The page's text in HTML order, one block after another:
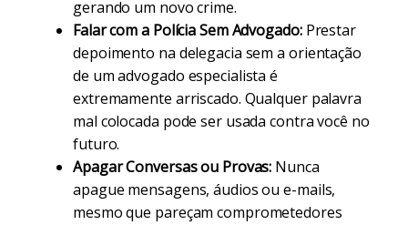
gerando um novo crime.
Falar com a Polícia Sem Advogado:Prestar
depoimento na delegacia sem a orientação
de um advogado especialista é
extremamente arriscado. Qualquer palavra
mal colocada pode ser usada contra você no
futuro.
Apagar Conversas ou Provas: Nunca
apague mensagens, áudios ou e-mails,
mesmo que pareçam comprometedores